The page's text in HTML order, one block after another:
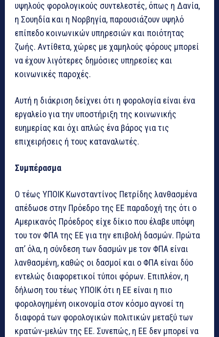
υψηλούς φορολογικούς συντελεστές, όπως η Δανία,
η Σουηδία και η Νορβηγία, παρουσιάζουν υψηλό
επίπεδο κοινωνικών υπηρεσιών και ποιότητας
ζωής. Αντίθετα, χώρες με χαμηλούς φόρους μπορεί
να έχουν λιγότερες δημόσιες υπηρεσίες και
κοινωνικές παροχές.
Αυτή η διάκριση δείχνει ότι η φορολογία είναι ένα
εργαλείο για την υποστήριξη της κοινωνικής
ευημερίας και όχι απλώς ένα βάρος για τις
επιχειρήσεις ή τους καταναλωτές.
Συμπέρασμα
Ο τέως ΥΠΟΙΚ Κωνσταντίνος Πετρίδης λανθασμένα
απέδωσε στην Πρόεδρο της ΕΕ παραδοχή της ότι ο
Αμερικανός Πρόεδρος είχε δίκιο που έλαβε υπόψη
του τον ΦΠΑ της ΕΕ για την επιβολή δασμών. Πρώτα
απ’ όλα, η σύνδεση των δασμών με τον ΦΠΑ είναι
λανθασμένη, καθώς οι δασμοί και ο ΦΠΑ είναι δύο
εντελώς διαφορετικοί τύποι φόρων. Επιπλέον, η
δήλωση του τέως ΥΠΟΙΚ ότι η ΕΕ είναι η πιο
φορολογημένη οικονομία στον κόσμο αγνοεί τη
διαφορά των φορολογικών πολιτικών μεταξύ των
κρατών-μελών της ΕΕ. Συνεπώς, η ΕΕ δεν μπορεί να